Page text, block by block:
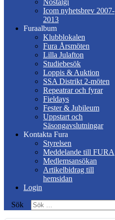
Nostalgi
Icom nyhetsbrev 2007-
2013
Furaalbum
Klubblokalen
Fura Årsmöten
Lilla Julafton
Studiebesök
Loppis & Auktion
SSA Distrikt 2-möten
Repeatrar och fyrar
Fieldays
Fester & Jubileum
Uppstart och
Säsongavslutningar
Kontakta Fura
Styrelsen
Meddelande till FURA
Medlemsansökan
Artikelbidrag till
hemsidan
Login
Sök